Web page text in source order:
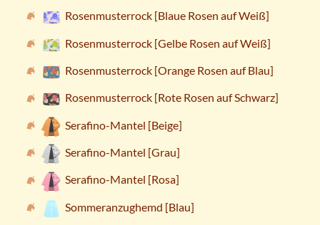
Rosenmusterrock [Blaue Rosen auf Weiß]
Rosenmusterrock [Gelbe Rosen auf Weiß]
Rosenmusterrock [Orange Rosen auf Blau]
Rosenmusterrock [Rote Rosen auf Schwarz]
Serafino-Mantel [Beige]
Serafino-Mantel [Grau]
Serafino-Mantel [Rosa]
Sommeranzughemd [Blau]